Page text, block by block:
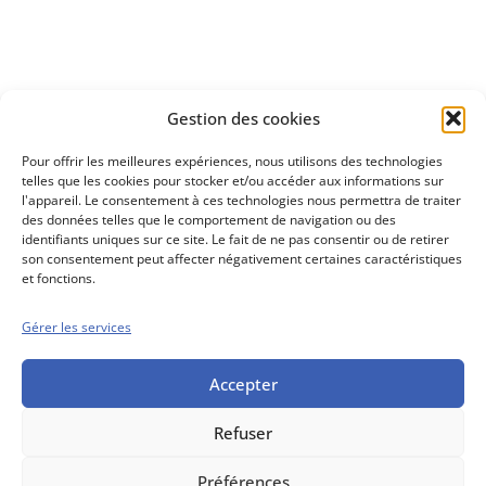
Gestion des cookies
Pour offrir les meilleures expériences, nous utilisons des technologies
telles que les cookies pour stocker et/ou accéder aux informations sur
l'appareil. Le consentement à ces technologies nous permettra de traiter
des données telles que le comportement de navigation ou des
identifiants uniques sur ce site. Le fait de ne pas consentir ou de retirer
son consentement peut affecter négativement certaines caractéristiques
et fonctions.
Gérer les services
Accepter
Refuser
Préférences
Découvrez
Conseils boursiers depuis 1952
Propos Utiles est
une publication
Conditions générales de vente